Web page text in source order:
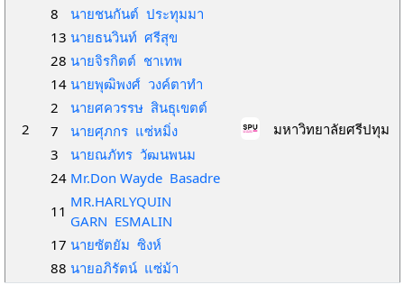
2
8
นายชนกันต์ ประทุมมา
13 นายธนวินท์ ศรีสุข
28 นายจิรกิตต์ ชาเทพ
14 นายพุฒิพงศ์ วงค์ตาทำ
2
นายศควรรษ สินธุเขตต์
7
นายศุภกร แซ่หมิ่ง
3
นายณภัทร วัฒนพนม
24 Mr.Don Wayde Basadre
11
MR.HARLYQUIN
GARN ESMALIN
17 นายซัตยัม ซิงห์
88 นายอภิรัตน์ แซ่ม้า
มหาวิทยาลัยศรีปทุม